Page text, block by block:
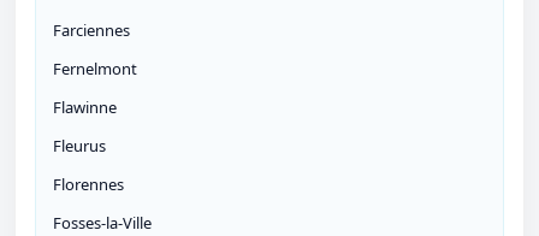
Farciennes
Fernelmont
Flawinne
Fleurus
Florennes
Fosses-la-Ville